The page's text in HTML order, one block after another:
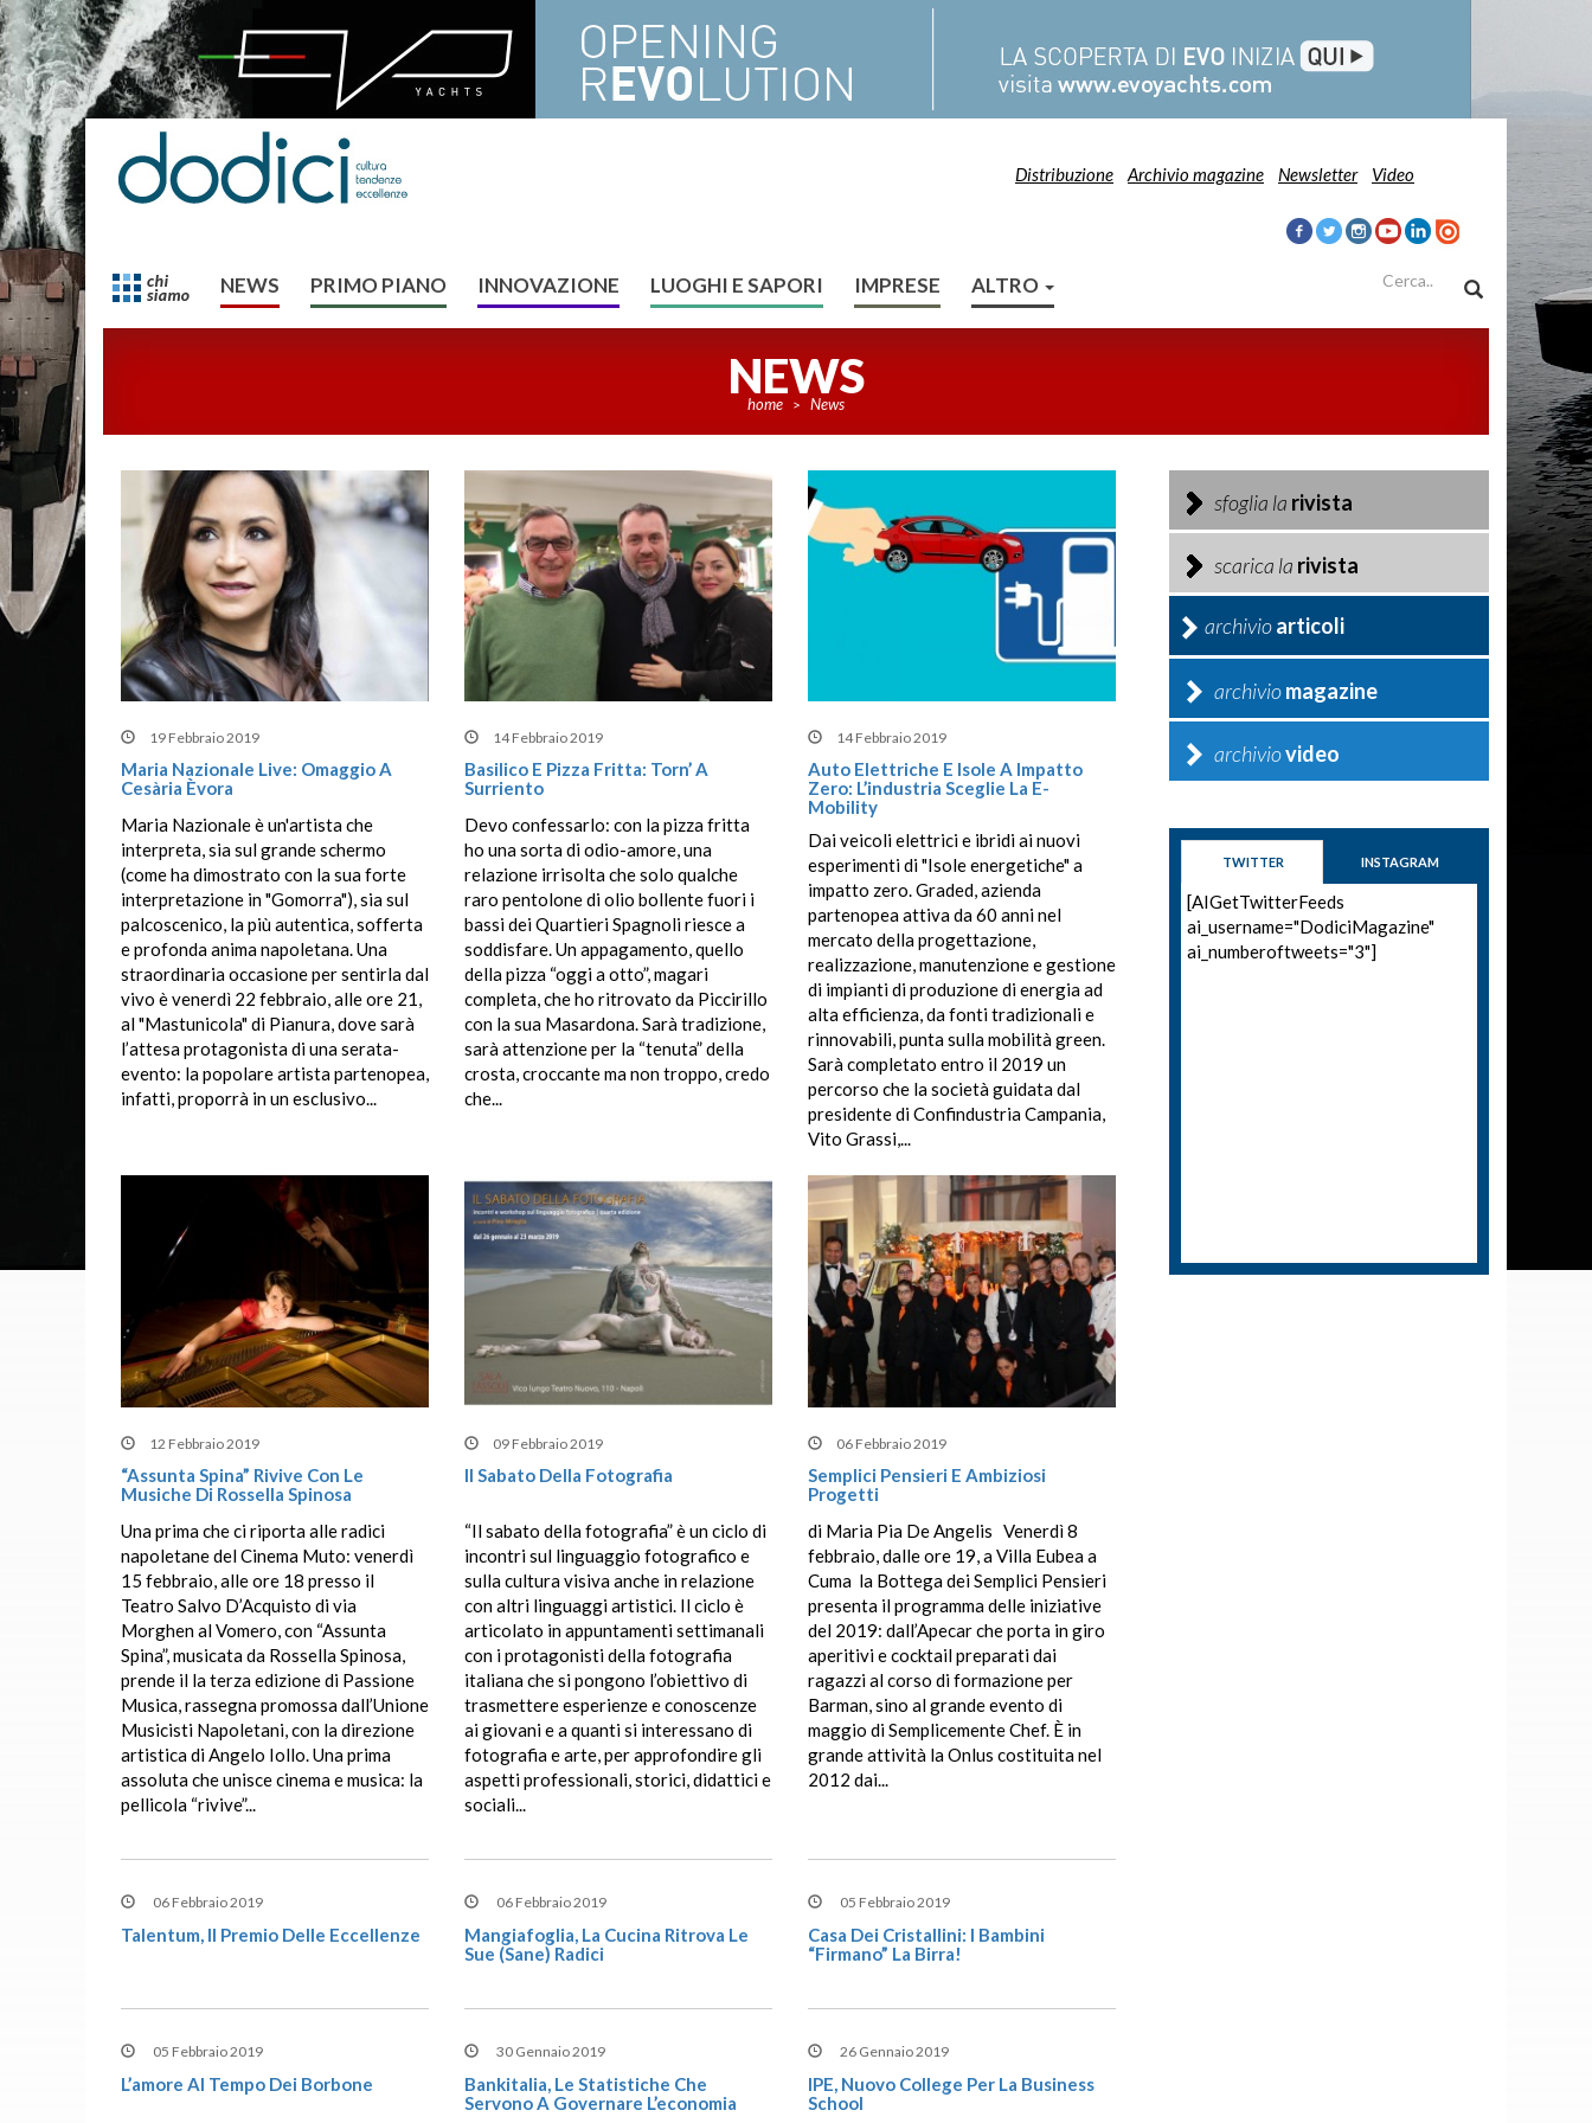
Distribuzione Archivio magazine Newsletter Video
NEWS PRIMO PIANO INNOVAZIONE LUOGHI E SAPORI IMPRESE ALTRO
NEWS
home > News
19 Febbraio 2019
Maria Nazionale Live: Omaggio A
Cesària Èvora
Maria Nazionale è un'artista che
interpreta, sia sul grande schermo
(come ha dimostrato con la sua forte
interpretazione in "Gomorra"), sia sul
palcoscenico, la più autentica, sofferta
e profonda anima napoletana. Una
straordinaria occasione per sentirla dal
vivo è venerdì 22 febbraio, alle ore 21,
al "Mastunicola" di Pianura, dove sarà
l’attesa protagonista di una serata-
evento: la popolare artista partenopea,
infatti, proporrà in un esclusivo...
14 Febbraio 2019
Basilico E Pizza Fritta: Torn’ A
Surriento
Devo confessarlo: con la pizza fritta
ho una sorta di odio-amore, una
relazione irrisolta che solo qualche
raro pentolone di olio bollente fuori i
bassi dei Quartieri Spagnoli riesce a
soddisfare. Un appagamento, quello
della pizza “oggi a otto”, magari
completa, che ho ritrovato da Piccirillo
con la sua Masardona. Sarà tradizione,
sarà attenzione per la “tenuta” della
crosta, croccante ma non troppo, credo
che...
14 Febbraio 2019
Auto Elettriche E Isole A Impatto
Zero: L’industria Sceglie La E-
Mobility
Dai veicoli elettrici e ibridi ai nuovi
esperimenti di "Isole energetiche" a
impatto zero. Graded, azienda
partenopea attiva da 60 anni nel
mercato della progettazione,
realizzazione, manutenzione e gestione
di impianti di produzione di energia ad
alta efficienza, da fonti tradizionali e
rinnovabili, punta sulla mobilità green.
Sarà completato entro il 2019 un
percorso che la società guidata dal
presidente di Confindustria Campania,
Vito Grassi,...
12 Febbraio 2019
“Assunta Spina” Rivive Con Le
Musiche Di Rossella Spinosa
Una prima che ci riporta alle radici
napoletane del Cinema Muto: venerdì
15 febbraio, alle ore 18 presso il
Teatro Salvo D’Acquisto di via
Morghen al Vomero, con “Assunta
Spina”, musicata da Rossella Spinosa,
prende il la terza edizione di Passione
Musica, rassegna promossa dall’Unione
Musicisti Napoletani, con la direzione
artistica di Angelo Iollo. Una prima
assoluta che unisce cinema e musica: la
pellicola “rivive”...
09 Febbraio 2019
Il Sabato Della Fotografia
“Il sabato della fotografia” è un ciclo di
incontri sul linguaggio fotografico e
sulla cultura visiva anche in relazione
con altri linguaggi artistici. Il ciclo è
articolato in appuntamenti settimanali
con i protagonisti della fotografia
italiana che si pongono l’obiettivo di
trasmettere esperienze e conoscenze
ai giovani e a quanti si interessano di
fotografia e arte, per approfondire gli
aspetti professionali, storici, didattici e
sociali...
06 Febbraio 2019
Semplici Pensieri E Ambiziosi
Progetti
di Maria Pia De Angelis Venerdì 8
febbraio, dalle ore 19, a Villa Eubea a
Cuma la Bottega dei Semplici Pensieri
presenta il programma delle iniziative
del 2019: dall’Apecar che porta in giro
aperitivi e cocktail preparati dai
ragazzi al corso di formazione per
Barman, sino al grande evento di
maggio di Semplicemente Chef. È in
grande attività la Onlus costituita nel
2012 dai...
06 Febbraio 2019
Talentum, Il Premio Delle Eccellenze
06 Febbraio 2019
Mangiafoglia, La Cucina Ritrova Le
Sue (sane) Radici
05 Febbraio 2019
Casa Dei Cristallini: I Bambini
“firmano” La Birra!
05 Febbraio 2019
L’amore Al Tempo Dei Borbone
30 Gennaio 2019
Bankitalia, Le Statistiche Che
Servono A Governare L’economia
26 Gennaio 2019
IPE, Nuovo College Per La Business
School
sfoglia la rivista
scarica la rivista
archivioarticoli
archiviomagazine
archiviovideo
TWITTER INSTAGRAM
[AIGetTwitterFeeds
ai_username="DodiciMagazine"
ai_numberoftweets="3"]